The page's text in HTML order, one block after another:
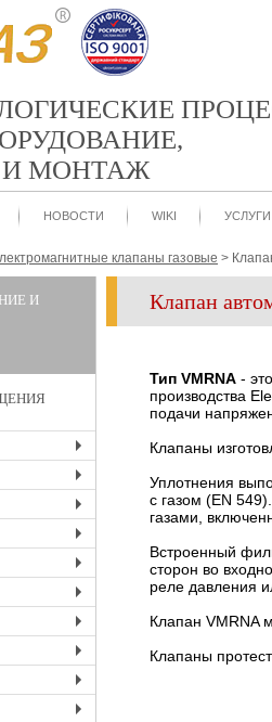
И МОНТАЖ
НОВОСТИ WIKI УСЛУГИ
клапаны газовые >
И
+
+
+
+
+
+
+
+
+
Клапан
Тип VMRNA -
производства
подачи
Клапаны
Уплотнения
с газом (EN
газами,
Встроенный
сторон во
реле давления
Клапан VMRNA
Клапаны